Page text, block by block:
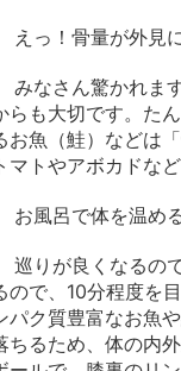
えっ！骨量が外見
みなさん驚かれま
らも大切です。た
お魚（鮭）などは
マトやアボカドな
お風呂で体を温め
巡りが良くなるの
ので、10分程度を
パク質豊富なお魚
ちるため、体の内